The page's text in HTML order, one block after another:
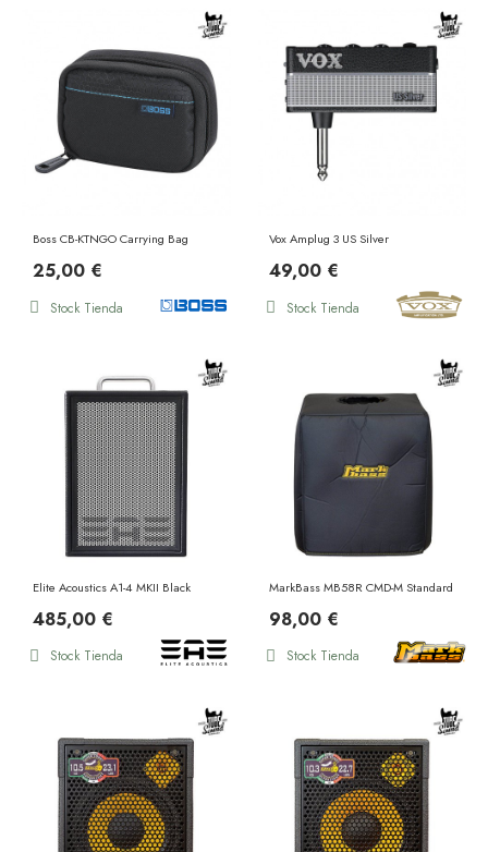
Boss CB-KTNGO Carrying Bag
25,00 €
Stock Tienda
Vox Amplug 3 US Silver
49,00 €
Stock Tienda
Elite Acoustics A1-4 MKII Black
485,00 €
Stock Tienda
MarkBass MB58R CMD-M Standard Cover
98,00 €
Stock Tienda